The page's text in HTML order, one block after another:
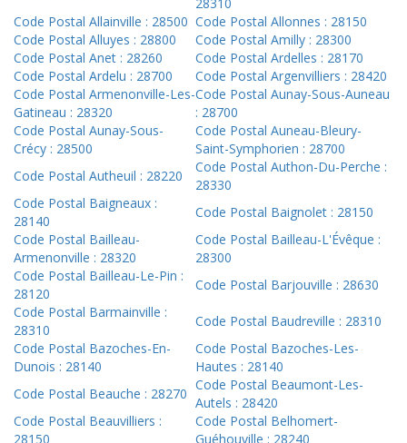
28310
Code Postal Allainville : 28500 Code Postal Allonnes : 28150
Code Postal Alluyes : 28800
Code Postal Amilly : 28300
Code Postal Anet : 28260
Code Postal Ardelles : 28170
Code Postal Ardelu : 28700
Code Postal Argenvilliers : 28420
Code Postal Armenonville-Les-
Gatineau : 28320
Code Postal Aunay-Sous-Auneau
: 28700
Code Postal Aunay-Sous-
Crécy : 28500
Code Postal Auneau-Bleury-
Saint-Symphorien : 28700
Code Postal Autheuil : 28220
Code Postal Authon-Du-Perche :
28330
Code Postal Baigneaux :
28140
Code Postal Baignolet : 28150
Code Postal Bailleau-
Armenonville : 28320
Code Postal Bailleau-L'Évêque :
28300
Code Postal Bailleau-Le-Pin :
28120
Code Postal Barjouville : 28630
Code Postal Barmainville :
28310
Code Postal Baudreville : 28310
Code Postal Bazoches-En-
Dunois : 28140
Code Postal Bazoches-Les-
Hautes : 28140
Code Postal Beauche : 28270
Code Postal Beaumont-Les-
Autels : 28420
Code Postal Beauvilliers :
28150
Code Postal Belhomert-
Guéhouville : 28240